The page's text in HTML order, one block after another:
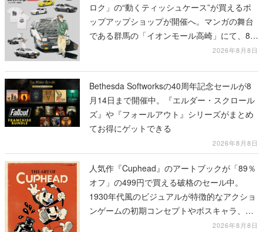
ロク」の“動くティッシュケース”が買えるポ
ップアップショップが開催へ。マンガの舞台
である群馬の「イオンモール高崎」にて、8月
11日から8月20日までの期間限定で開催予定
2026年8月8日
Bethesda Softworksの40周年記念セールが8
月14日まで開催中。『エルダー・スクロール
ズ』や『フォールアウト』シリーズがまとめ
てお得にゲットできる
2026年8月8日
人気作『Cuphead』のアートブックが「89％
オフ」の499円で買える破格のセール中。
1930年代風のビジュアルが特徴的なアクショ
ンゲームの初期コンセプトやボスキャラ、ス
2026年8月8日